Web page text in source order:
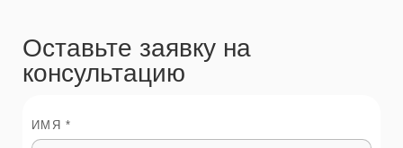
Оставьте заявку на
консультацию
ИМЯ *